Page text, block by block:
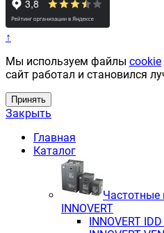
↑
Мы используем файлы cookie
сайт работал и становился
Принять
Закрыть
Главная
Каталог
Частотные
INNOVERT
INNOVERT